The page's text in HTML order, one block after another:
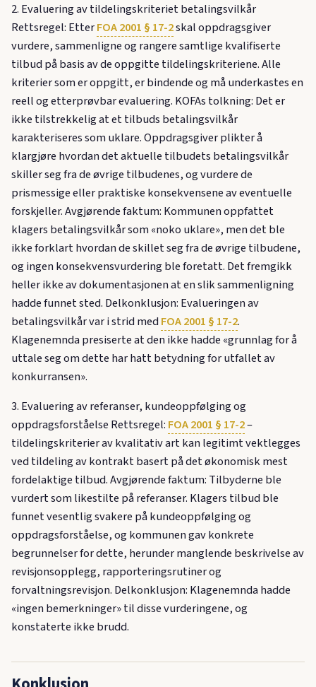
2. Evaluering av tildelingskriteriet betalingsvilkår
Rettsregel: EtterFOA 2001 § 17-2skal oppdragsgiver
vurdere, sammenligne og rangere samtlige kvalifiserte
tilbud på basis av de oppgitte tildelingskriteriene. Alle
kriterier som er oppgitt, er bindende og må underkastes en
reell og etterprøvbar evaluering. KOFAs tolkning: Det er
ikke tilstrekkelig at et tilbuds betalingsvilkår
karakteriseres som uklare. Oppdragsgiver plikter å
klargjøre hvordan det aktuelle tilbudets betalingsvilkår
skiller seg fra de øvrige tilbudenes, og vurdere de
prismessige eller praktiske konsekvensene av eventuelle
forskjeller. Avgjørende faktum: Kommunen oppfattet
klagers betalingsvilkår som «noko uklare», men det ble
ikke forklart hvordan de skillet seg fra de øvrige tilbudene,
og ingen konsekvensvurdering ble foretatt. Det fremgikk
heller ikke av dokumentasjonen at en slik sammenligning
hadde funnet sted. Delkonklusjon: Evalueringen av
betalingsvilkår var i strid medFOA 2001 § 17-2.
Klagenemnda presiserte at den ikke hadde «grunnlag for å
uttale seg om dette har hatt betydning for utfallet av
konkurransen».
3. Evaluering av referanser, kundeoppfølging og
oppdragsforståelse Rettsregel: FOA 2001 § 17-2–
tildelingskriterier av kvalitativ art kan legitimt vektlegges
ved tildeling av kontrakt basert på det økonomisk mest
fordelaktige tilbud. Avgjørende faktum: Tilbyderne ble
vurdert som likestilte på referanser. Klagers tilbud ble
funnet vesentlig svakere på kundeoppfølging og
oppdragsforståelse, og kommunen gav konkrete
begrunnelser for dette, herunder manglende beskrivelse av
revisjonsopplegg, rapporteringsrutiner og
forvaltningsrevisjon. Delkonklusjon: Klagenemnda hadde
«ingen bemerkninger» til disse vurderingene, og
konstaterte ikke brudd.